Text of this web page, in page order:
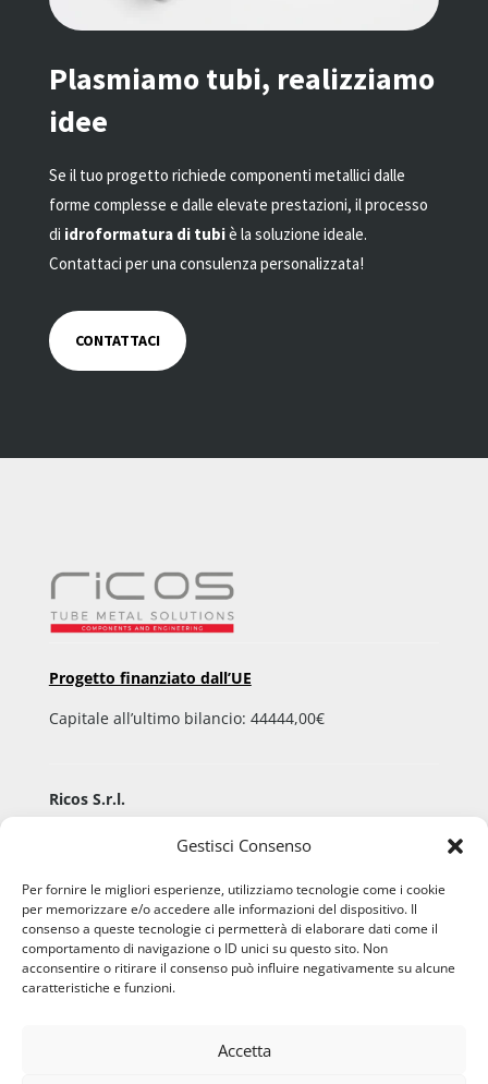
Gestisci Consenso
Per fornire le migliori esperienze, utilizziamo tecnologie come i cookie
per memorizzare e/o accedere alle informazioni del dispositivo. Il
consenso a queste tecnologie ci permetterà di elaborare dati come il
comportamento di navigazione o ID unici su questo sito. Non
acconsentire o ritirare il consenso può influire negativamente su alcune
caratteristiche e funzioni.
Accetta
Plasmiamo tubi, realizziamo
idee
Se il tuo progetto richiede componenti metallici dalle
forme complesse e dalle elevate prestazioni, il processo
di idroformatura di tubiè la soluzione ideale.
Contattaci per una consulenza personalizzata!
CONTATTACI
Progetto finanziato dall’UE
Capitale all’ultimo bilancio: 44444,00€
Ricos S.r.l.
P.IVA 02508960248 – C.F. 02508960248
Registro imprese di Vicenza 02508960248
Email:info@ricos.org